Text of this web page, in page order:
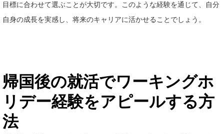
目標に合わせて選ぶことが大切です。このような経験を通じて、自分
自身の成長を実感し、将来のキャリアに活かせることでしょう。
帰国後の就活でワーキングホ
リデー経験をアピールする方
法